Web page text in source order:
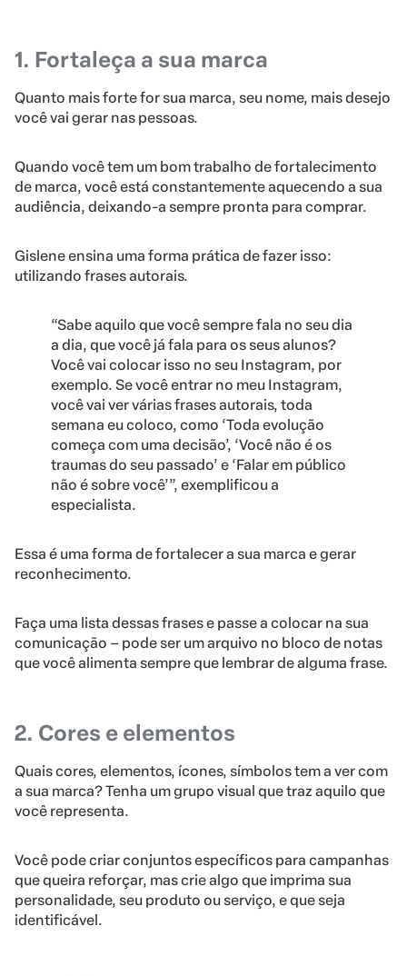
1. Fortaleça a sua marca
Quanto mais forte for sua marca, seu nome, mais desejo
você vai gerar nas pessoas.
Quando você tem um bom trabalho de fortalecimento
de marca, você está constantemente aquecendo a sua
audiência, deixando-a sempre pronta para comprar.
Gislene ensina uma forma prática de fazer isso:
utilizando frases autorais.
“Sabe aquilo que você sempre fala no seu dia
a dia, que você já fala para os seus alunos?
Você vai colocar isso no seu Instagram, por
exemplo. Se você entrar no meu Instagram,
você vai ver várias frases autorais, toda
semana eu coloco, como ‘Toda evolução
começa com uma decisão’, ‘Você não é os
traumas do seu passado’ e ‘Falar em público
não é sobre você’”, exemplificou a
especialista.
Essa é uma forma de fortalecer a sua marca e gerar
reconhecimento.
Faça uma lista dessas frases e passe a colocar na sua
comunicação – pode ser um arquivo no bloco de notas
que você alimenta sempre que lembrar de alguma frase.
2. Cores e elementos
Quais cores, elementos, ícones, símbolos tem a ver com
a sua marca? Tenha um grupo visual que traz aquilo que
você representa.
Você pode criar conjuntos específicos para campanhas
que queira reforçar, mas crie algo que imprima sua
personalidade, seu produto ou serviço, e que seja
identificável.